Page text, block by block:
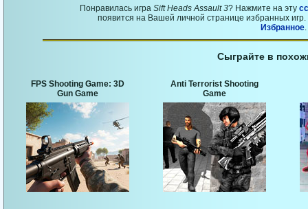
Понравилась игра Sift Heads Assault 3? Нажмите на эту
появится на Вашей личной странице избранных
Избранное.
Сыграйте в
FPS Shooting Game: 3D
Gun Game
Anti Terrorist Shooting
Game